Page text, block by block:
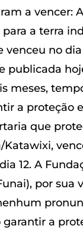
a vencer:
a terra
venceu no dia
publicada
meses,
a proteção
que
Katawixi,
12. A
por sua
garantir a